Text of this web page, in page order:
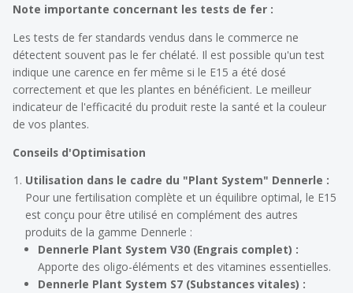
Note importante concernant les tests de fer :
Les tests de fer standards vendus dans le commerce ne
détectent souvent pas le fer chélaté. Il est possible qu'un test
indique une carence en fer même si le E15 a été dosé
correctement et que les plantes en bénéficient. Le meilleur
indicateur de l'efficacité du produit reste la santé et la couleur
de vos plantes.
Conseils d'Optimisation
Utilisation dans le cadre du "Plant System" Dennerle :
Pour une fertilisation complète et un équilibre optimal, le E15
est conçu pour être utilisé en complément des autres
produits de la gamme Dennerle :
Dennerle Plant System V30 (Engrais complet) :
Apporte des oligo-éléments et des vitamines essentielles.
Dennerle Plant System S7 (Substances vitales) :